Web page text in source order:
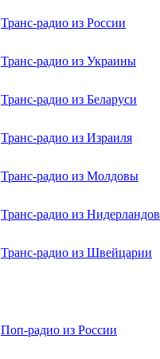
Транс-радио из России
Транс-радио из Украины
Транс-радио из Беларуси
Транс-радио из Израиля
Транс-радио из Молдовы
Транс-радио из Нидерландов
Транс-радио из Швейцарии
Поп-радио из России